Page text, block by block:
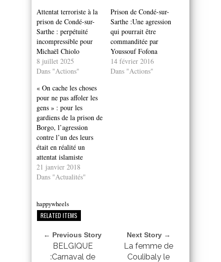
Attentat terroriste à la
prison de Condé-sur-
Sarthe : perpétuité
incompressible pour
Michaël Chiolo
8 juillet 2025
Dans "Actions"
Prison de Condé-sur-
Sarthe :Une agression
qui pourrait être
commanditée par
Youssouf Fofona
14 février 2016
Dans "Actions"
« On cache les choses
pour ne pas affoler les
gens » : pour les
gardiens de la prison de
Borgo, l’agression
contre l’un des leurs
était en réalité un
attentat islamiste
21 janvier 2018
Dans "Actualités"
happywheels
RELATED ITEMS
← Previous Story
BELGIQUE
:Carnaval de
Next Story →
La femme de
Coulibaly le